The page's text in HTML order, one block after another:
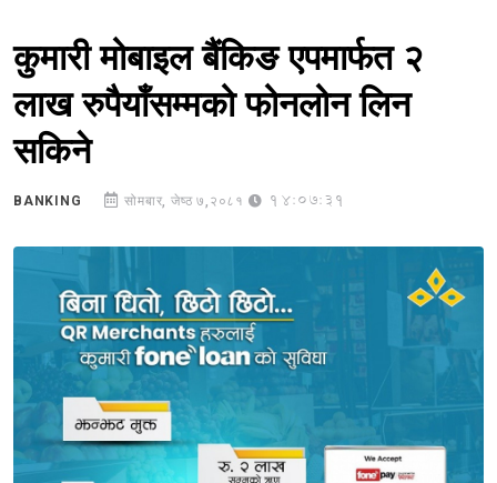
कुमारी मोबाइल बैंकिङ एपमार्फत २
लाख रुपैयाँसम्मको फोनलोन लिन
सकिने
BANKING सोमबार, जेष्ठ ७,२०८१ 14:07:31